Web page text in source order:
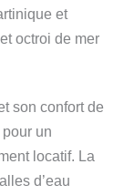
et
octroi de mer
son confort de
un
locatif. La
d’eau